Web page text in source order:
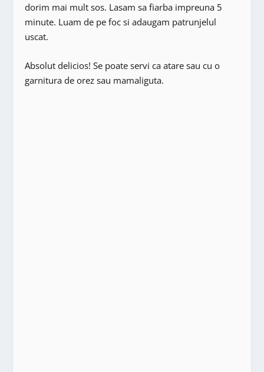
dorim mai mult sos. Lasam sa fiarba impreuna 5
minute. Luam de pe foc si adaugam patrunjelul
uscat.
Absolut delicios! Se poate servi ca atare sau cu o
garnitura de orez sau mamaliguta.